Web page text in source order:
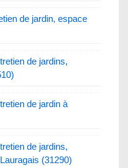
de jardin, espace
de jardins,
de jardin à
de jardins,
(31290)